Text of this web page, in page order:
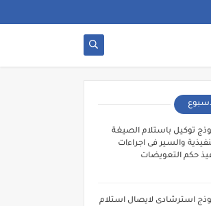
توكيل باستلام الصيغة
والسير فى اجراءات
حكم التعويضات
استرشادى لايصال استلام